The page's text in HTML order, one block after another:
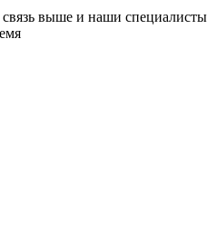
связь выше и наши специалисты